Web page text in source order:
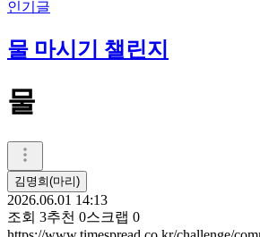
인기글
물 마시기 챌린지
물
김명희(마리)
2026.06.01 14:13
조회 3추천 0스크랩 0